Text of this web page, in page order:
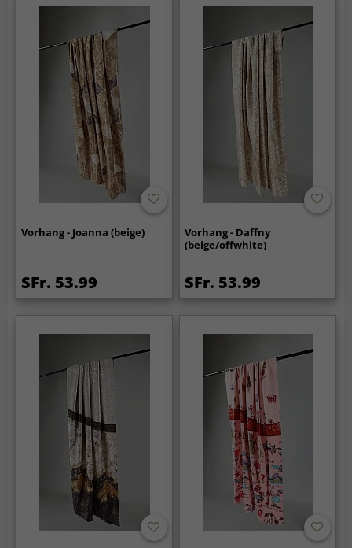
Vorhang - Joanna (beige)
SFr. 53.99
Vorhang - Daffny
(beige/offwhite)
SFr. 53.99